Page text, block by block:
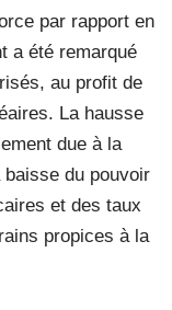
par rapport en
a été remarqué
au profit de
La hausse
due à la
baisse du pouvoir
et des taux
propices à la